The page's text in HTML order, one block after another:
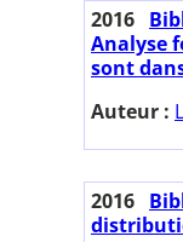
2016
Analyse
sont
Auteur :
2016